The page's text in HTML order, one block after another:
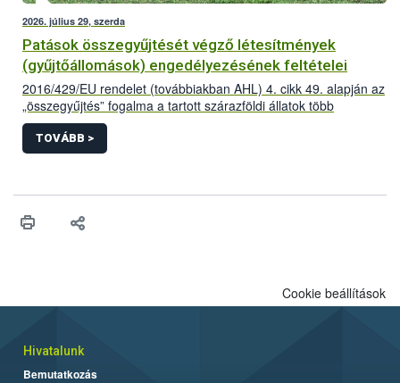
2026. július 29, szerda
Patások összegyűjtését végző létesítmények
(gyűjtőállomások) engedélyezésének feltételei
2016/429/EU rendelet (továbbiakban AHL) 4. cikk 49. alapján az
„összegyűjtés” fogalma a tartott szárazföldi állatok több
létesítményből történő összegyűjtése az adott állatfajra
vonatkozóan előírt minimum tartózkodási időnél rövidebb
időszakra vonatkozik,
TOVÁBB >
Cookie beállítások
Hivatalunk
Bemutatkozás